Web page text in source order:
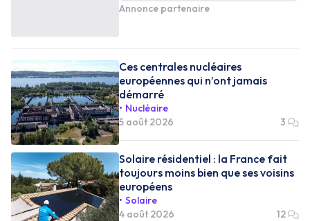
Annonce partenaire
Ces centrales nucléaires
européennes qui n’ont jamais
démarré
Nucléaire
5 août 2026
3
Solaire résidentiel : la France fait
toujours moins bien que ses voisins
européens
Solaire
4 août 2026
12